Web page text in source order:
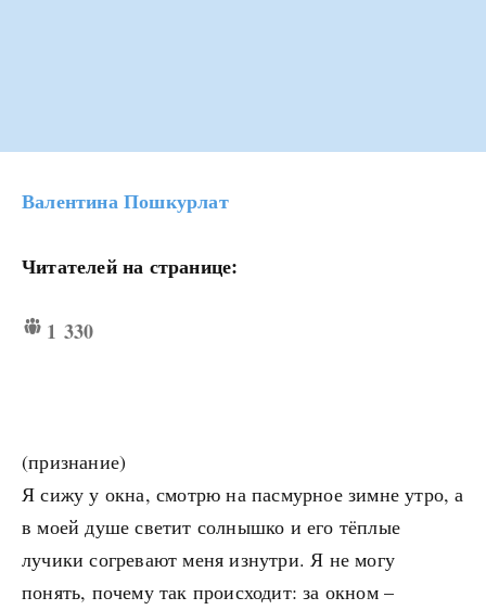
Валентина Пошкурлат
Читателей на странице:
1 330
(признание)
Я сижу у окна, смотрю на пасмурное зимне утро, а
в моей душе светит солнышко и его тёплые
лучики согревают меня изнутри. Я не могу
понять, почему так происходит: за окном –